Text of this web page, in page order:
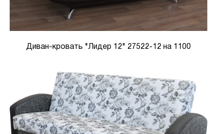
Диван-кровать "Лидер 12" 27522-12 на 1100